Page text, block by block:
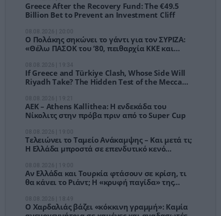
Greece After the Recovery Fund: The €49.5
Billion Bet to Prevent an Investment Cliff
Ο Πολάκης σηκώνει το γάντι για τον ΣΥΡΙΖΑ:
«Θέλω ΠΑΣΟΚ του ’80, πειθαρχία ΚΚΕ και
If Greece and Türkiye Clash, Whose Side Will
Riyadh Take? The Hidden Test of the Mecca
ΑΕΚ – Athens Kallithea: Η ενδεκάδα του
Νίκολιτς στην πρόβα πριν από το Super Cup
Τελειώνει το Ταμείο Ανάκαμψης – Και μετά τι;
Η Ελλάδα μπροστά σε επενδυτικό κενό
Αν Ελλάδα και Τουρκία φτάσουν σε κρίση, τι
θα κάνει το Ριάντ; Η «κρυφή παγίδα» της
Ο Χαρδαλιάς βάζει «κόκκινη γραμμή»: Καμία